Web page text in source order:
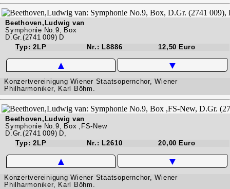
Beethoven,Ludwig van
Symphonie No.9, Box
D.Gr.(2741 009) D
Typ: 2LP
Nr.: L8886 12,50 Euro
▲ ▼
Konzertvereinigung Wiener Staatsopernchor, Wiener
Philharmoniker, Karl Böhm.
Beethoven,Ludwig van
Symphonie No.9, Box ,FS-New
D.Gr.(2741 009) D,
Typ: 2LP
Nr.: L2610 20,00 Euro
▲ ▼
Konzertvereinigung Wiener Staatsopernchor, Wiener
Philharmoniker, Karl Böhm.